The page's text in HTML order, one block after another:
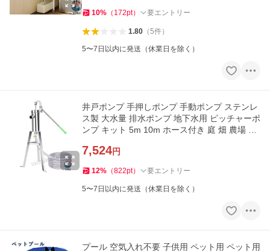
10% （ 172pt） 要エントリー
1.80（5件）
5〜7日以内に発送（休業日を除く）
井戸ポンプ 手押しポンプ 手動ポンプ ステンレ
ス製 大水量 排水ポンプ 地下水用 ピッチャーポ
ンプ キット 5m 10m ホース付き 庭 畑 農場 園
7,524円
12% （822pt） 要エントリー
5〜7日以内に発送（休業日を除く）
プール 空気入れ不要 子供用 ペット用 ペット用